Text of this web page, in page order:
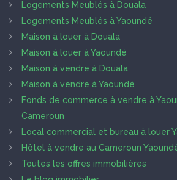
Logements Meublés à Douala
Logements Meublés à Yaoundé
Maison à louer à Douala
Maison à louer à Yaoundé
Maison à vendre à Douala
Maison à vendre à Yaoundé
Fonds de commerce à vendre à
Cameroun
Local commercial et bureau à louer
Hôtel à vendre au Cameroun
Toutes les offres immobilières